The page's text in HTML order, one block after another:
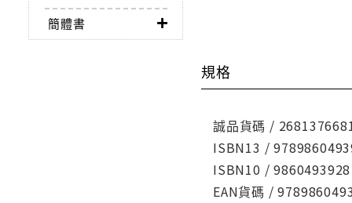
簡體書
規格
誠品貨碼 /
ISBN13 /
ISBN10 / 9860493928
EAN貨碼 /